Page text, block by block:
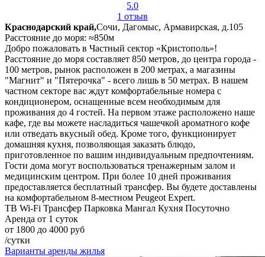
5.0
1 отзыв
Краснодарский край,Сочи, Дагомыс, Армавирская, д.105
Расстояние до моря: ≈850м
Добро пожаловать в Частный сектор «Кристополь»!
Расстояние до моря составляет 850 метров, до центра города -
100 метров, рынок расположен в 200 метрах, а магазины
"Магнит" и "Пятерочка" - всего лишь в 50 метрах. В нашем
частном секторе вас ждут комфортабельные номера с
кондиционером, оснащенные всем необходимым для
проживания до 4 гостей. На первом этаже расположено наше
кафе, где вы можете насладиться чашечкой ароматного кофе
или отведать вкусный обед. Кроме того, функционирует
домашняя кухня, позволяющая заказать блюдо,
приготовленное по вашим индивидуальным предпочтениям.
Гости дома могут воспользоваться тренажерным залом и
медицинским центром. При более 10 дней проживания
предоставляется бесплатный трансфер. Вы будете доставлены
на комфортабельном 8-местном Peugeot Expert.
ТВ Wi-Fi Трансфер Парковка Мангал Кухня Посуточно
Аренда от 1 суток
от 1800 до 4000 руб
/сутки
Варианты аренды жилья